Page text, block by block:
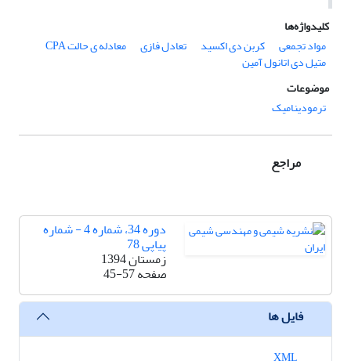
کلیدواژه‌ها
مواد تجمعی
کربن دی اکسید تعادل فازی معادله ی حالت CPA
متیل دی اتانول آمین
موضوعات
ترمودینامیک
مراجع
دوره 34، شماره 4 - شماره
پیاپی 78
زمستان 1394
صفحه45-57
فایل ها